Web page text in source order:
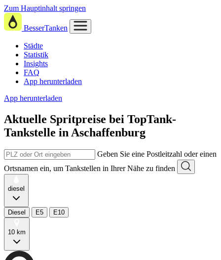
Zum Hauptinhalt springen
BesserTanken
Städte
Statistik
Insights
FAQ
App herunterladen
App herunterladen
Aktuelle Spritpreise bei TopTank-
Tankstelle in Aschaffenburg
Geben Sie eine Postleitzahl oder einen
Ortsnamen ein, um Tankstellen in Ihrer Nähe zu finden
diesel
Diesel E5 E10
10 km